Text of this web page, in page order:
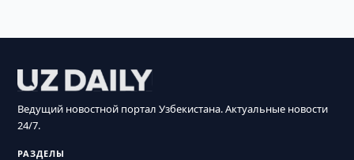
Ведущий новостной портал Узбекистана. Актуальные новости
24/7.
РАЗДЕЛЫ